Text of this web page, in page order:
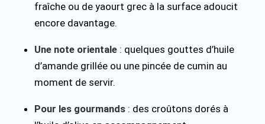
fraîche ou de yaourt grec à la surface adoucit
encore davantage.
Une note orientale: quelques gouttes d’huile
d’amande grillée ou une pincée de cumin au
moment de servir.
Pour les gourmands: des croûtons dorés à